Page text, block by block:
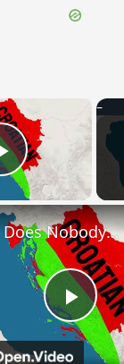
×
Play Video
Play
Why Does Nobody Speak This Romance Language Anymore?